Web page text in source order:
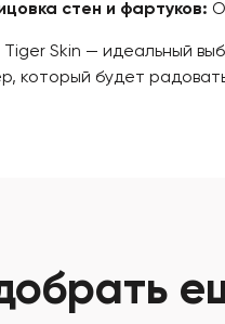
стен и фартуков:
Skin — идеальный
который будет